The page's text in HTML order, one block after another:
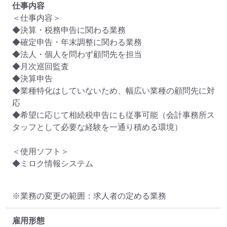
仕事内容
＜仕事内容＞
◆決算・税務申告に関わる業務
◆確定申告・年末調整に関わる業務
◆法人・個人を問わず顧問先を担当
◆月次巡回監査
◆決算申告
◆業種特化はしていないため、幅広い業種の顧問先に対
応
◆希望に応じて相続税申告にも従事可能（会計事務所ス
タッフとして必要な経験を一通り積める環境）
＜使用ソフト＞
◆ミロク情報システム
※業務の変更の範囲：求人者の定める業務
雇用形態